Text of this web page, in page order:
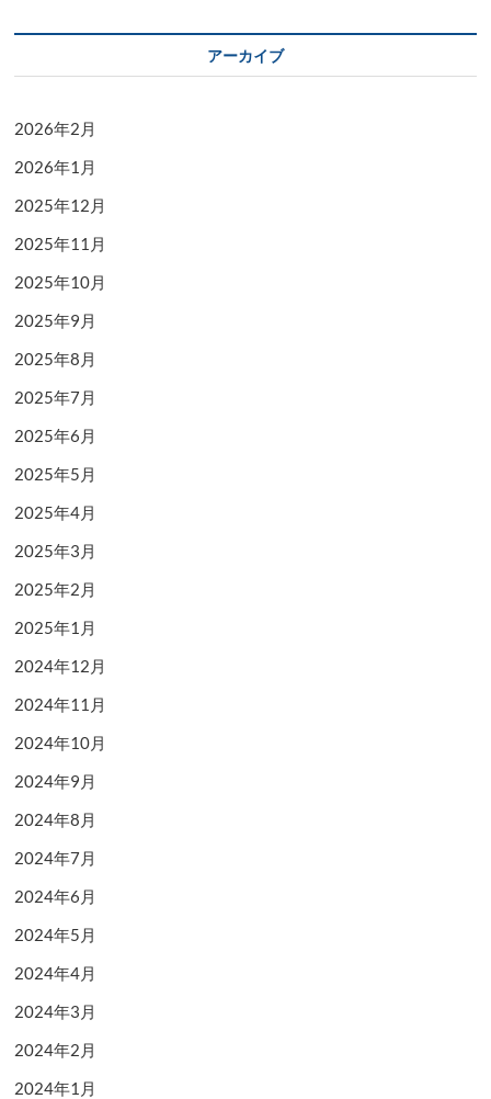
アーカイブ
2026年2月
2026年1月
2025年12月
2025年11月
2025年10月
2025年9月
2025年8月
2025年7月
2025年6月
2025年5月
2025年4月
2025年3月
2025年2月
2025年1月
2024年12月
2024年11月
2024年10月
2024年9月
2024年8月
2024年7月
2024年6月
2024年5月
2024年4月
2024年3月
2024年2月
2024年1月